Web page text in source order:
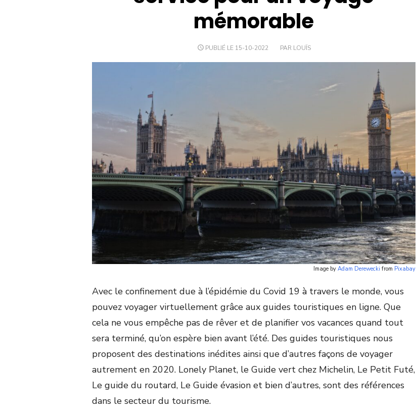
mémorable
PUBLIÉ LE 15-10-2022 PAR LOUÏS
Image by Adam Derewecki from Pixabay
Avec le confinement due à l’épidémie du Covid 19 à travers le monde, vous
pouvez voyager virtuellement grâce aux guides touristiques en ligne. Que
cela ne vous empêche pas de rêver et de planifier vos vacances quand tout
sera terminé, qu’on espère bien avant l’été. Des guides touristiques nous
proposent des destinations inédites ainsi que d’autres façons de voyager
autrement en 2020. Lonely Planet, le Guide vert chez Michelin, Le Petit Futé,
Le guide du routard, Le Guide évasion et bien d’autres, sont des références
dans le secteur du tourisme.